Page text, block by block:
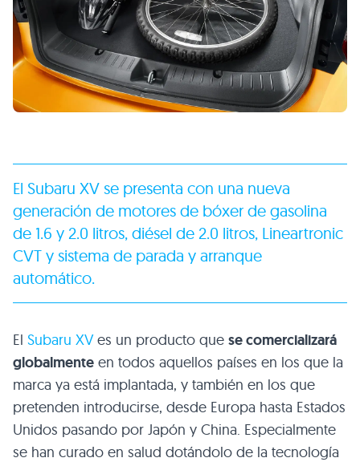
El Subaru XV se presenta con una nueva
generación de motores de bóxer de gasolina
de 1.6 y 2.0 litros, diésel de 2.0 litros, Lineartronic
CVT y sistema de parada y arranque
automático.
El Subaru XVes un producto que se comercializará
globalmente en todos aquellos países en los que la
marca ya está implantada, y también en los que
pretenden introducirse, desde Europa hasta Estados
Unidos pasando por Japón y China. Especialmente
se han curado en salud dotándolo de la tecnología